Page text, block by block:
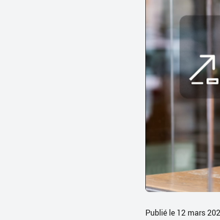
Publié le 12 mars